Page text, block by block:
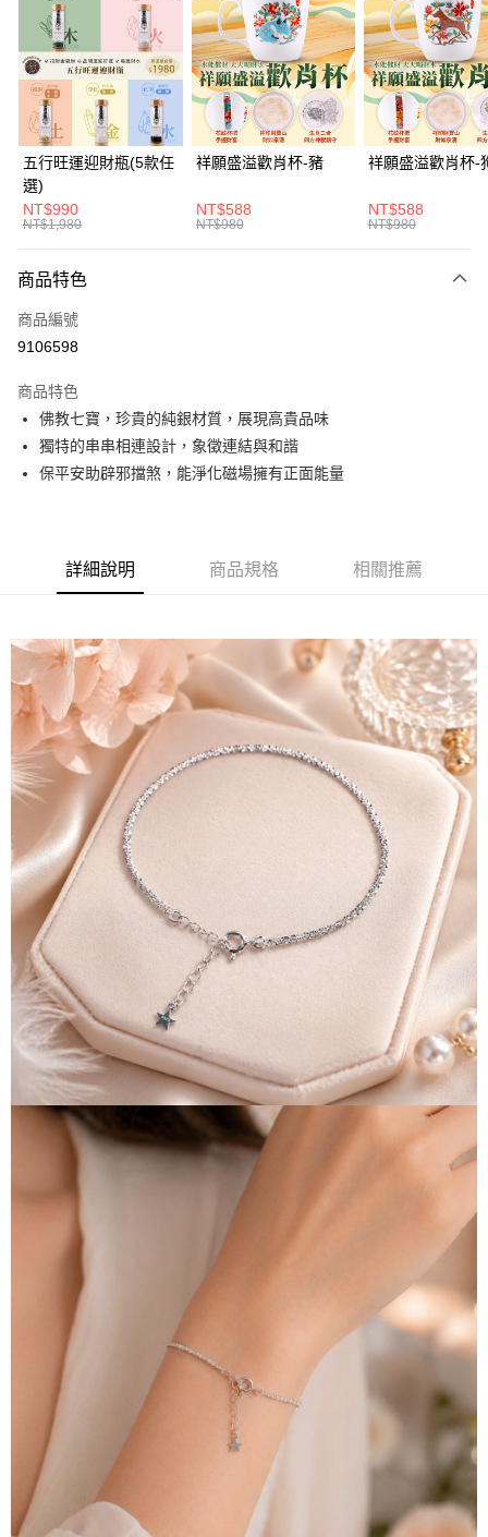
Apple Pay
街口支付
悠遊付
Google Pay
全支付
大哥付你分期
【大哥付你分期使用說明】
2.付款方式選擇「大哥付你分期」，訂單成立後會自動跳轉到大哥付的交易
流程，驗證手機門號後，選擇欲分期的期數、繳款截止日，確認付款後即完
3.實際核准額度、可分期數及費用金額請依後續交易確認頁面所載為準。
4.訂單成立30分鐘內，如未前往確認交易或遇審核未通過，訂單將自動取
消。如遇「轉專審核」未通過狀況，表示未達大哥付你分期系統評分，恕無
法說明評估內容。
1.分期款項不併入電信帳單，「大哥付你分期」於每月結算日後寄送繳費提
【注意事項】
1.本服務係由「台灣大哥大股份有限公司」（以下簡稱本公司）所提供，讓
買賣價金債權讓與本公司後，依約使用本公司帳單繳交帳款。
2.基於同意付款使用「大哥付你分期」之契約關係目的，商店將以您的個人
資料（包含姓名、電話或地址）提供予台灣大哥大進項蒐集、處理及利用，
由本公司與您本人進行分期帳單所需資料之確認、核對及更正。
3.完整用戶服務條款，請詳閱以下連結：https://oppay.tw/userRule
貨到付款
運送方式
付款後全家取貨(訂單門檻$4000以下)
每筆NT$120，滿NT$1,500(含以上)免運費
付款後7-11取貨(訂單門檻$4000以下)
每筆NT$120，滿NT$1,500(含以上)免運費
宅配
每筆NT$120，滿NT$1,500(含以上)免運費
貨到付款
每筆NT$120，滿NT$1,800(含以上)免運費
五行旺運迎財瓶(5款任
選)
NT$990
NT$1,980
祥願盛溢歡肖杯-豬
NT$588
NT$980
祥願盛溢歡肖杯-
NT$588
NT$980
商品特色
商品編號
9106598
商品特色
佛教七寶，珍貴的純銀材質，展現高貴品味
獨特的串串相連設計，象徵連結與和諧
保平安助辟邪擋煞，能淨化磁場擁有正面能量
詳細說明 商品規格 相關推薦